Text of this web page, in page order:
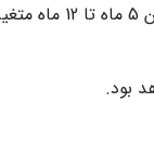
بود.